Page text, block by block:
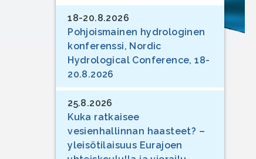
18-20.8.2026
Pohjoismainen hydrologinen
konferenssi, Nordic
Hydrological Conference, 18-
20.8.2026
25.8.2026
Kuka ratkaisee
vesienhallinnan haasteet? –
yleisötilaisuus Eurajoen